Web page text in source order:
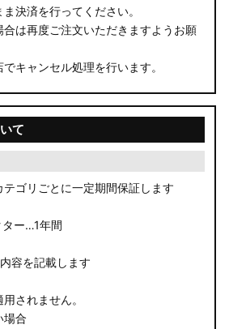
決済を行ってください。
は再度ご注文いただきますようお願
キャンセル処理を行います。
て
ゴリごとに一定期間保証します
ター…1年間
容を記載します
されません。
場合